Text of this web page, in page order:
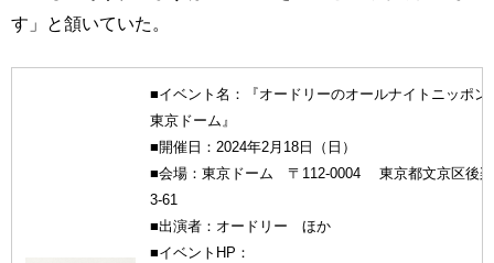
す」と頷いていた。
■イベント名：『オードリーのオールナイトニッポン
東京ドーム』
■開催日：2024年2月18日（日）
■会場：東京ドーム 〒112-0004 東京都文京区後
3-61
■出演者：オードリー ほか
■イベントHP：